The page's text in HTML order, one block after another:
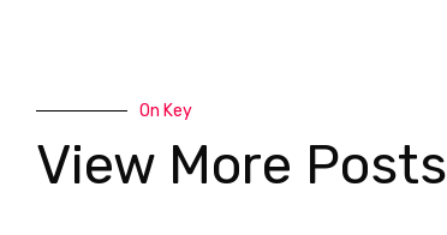
On Key
View More Posts